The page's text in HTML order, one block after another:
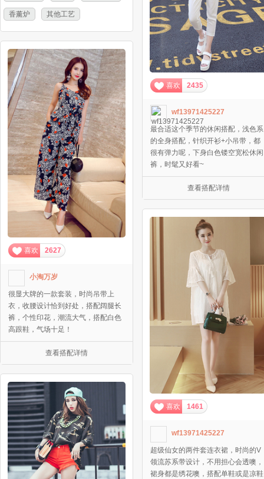
香薰炉 其他工艺
喜欢 2435
wf13971425227
最合适这个季节的休闲搭配，浅色系
的全身搭配，针织开衫+小吊带，都
很有弹力呢，下身白色镂空宽松休闲
裤，时髦又好看~
查看搭配详情
喜欢 2627
小淘万岁
很显大牌的一款套装，时尚吊带上
衣，收腰设计恰到好处，搭配阔腿长
裤，个性印花，潮流大气，搭配白色
高跟鞋，气场十足！
查看搭配详情
喜欢 1461
wf13971425227
超级仙女的两件套连衣裙，时尚的V
领流苏系带设计，不用担心会透噢，
裙身都是绣花噢，搭配单鞋或是凉鞋